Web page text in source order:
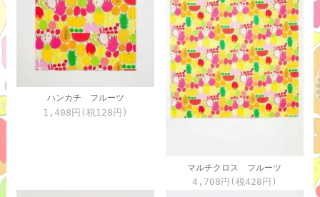
ハンカチ フルーツ
1,408円(税128円)
マルチクロス フルーツ
4,708円(税428円)